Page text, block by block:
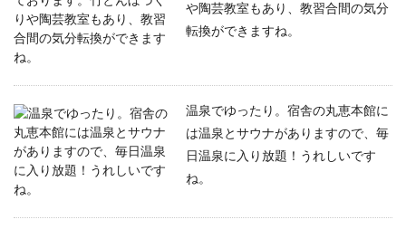
や陶芸教室もあり、教習合間の気分
転換ができますね。
温泉でゆったり。宿舎の丸恵本館に
は温泉とサウナがありますので、毎
日温泉に入り放題！うれしいです
ね。